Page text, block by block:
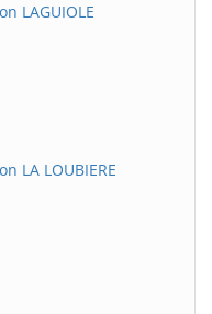
LAGUIOLE
LA LOUBIERE